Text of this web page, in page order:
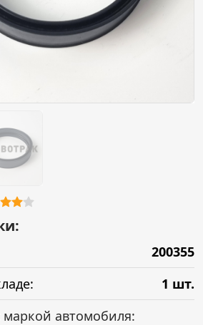
200355
1 шт.
маркой автомобиля: